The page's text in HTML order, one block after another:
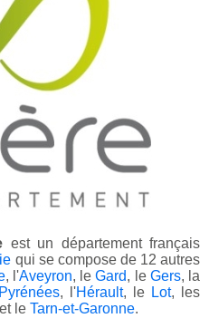
est un département français
qui se compose de 12 autres
, l'Aveyron, leGard, le Gers, la
, l'Hérault, le Lot, les
et le Tarn-et-Garonne.